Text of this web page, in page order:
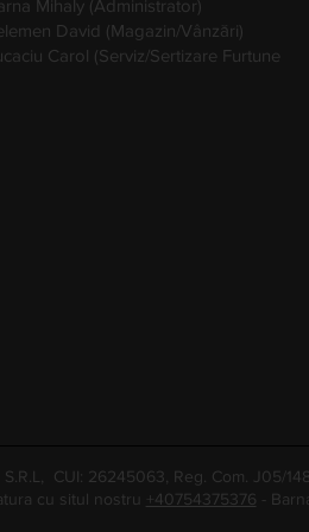
Mihaly (Administrator)
David (Magazin/Vânzări)
Carol (Serviz/Sertizare Furtune
S.R.L, CUI: 26245063, Reg. Com. J05/
cu situl nostru
+40754375376 -